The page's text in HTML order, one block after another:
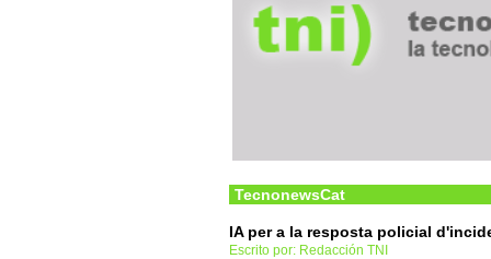
TecnonewsCat
IA per a la resposta policial
Escrito por: Redacción TNI